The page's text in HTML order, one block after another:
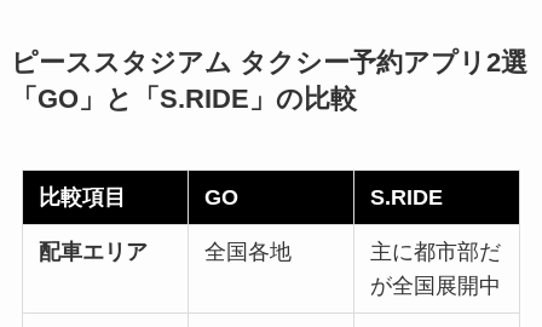
ピーススタジアム タクシー予約アプリ2選
「GO」と「S.RIDE」の比較
比較項目 GO S.RIDE
配車エリア 全国各地
主に都市部だ
が全国展開中